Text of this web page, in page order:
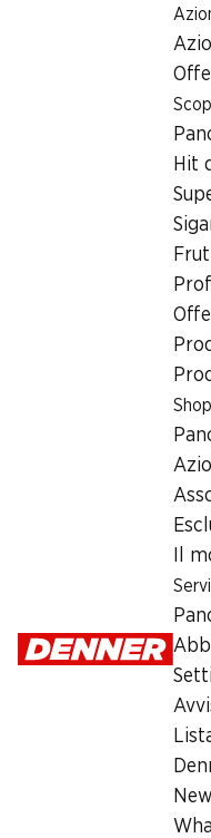
Hit
Il
Ricerca di filiale
Filiale Denner
8055
Orari di apertura
Prelievo di